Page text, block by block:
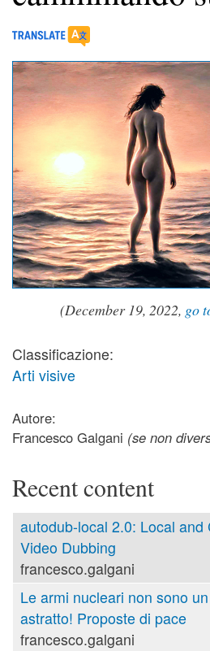
(December 19, 2022, go
Classificazione:
Arti visive
Autore:
Francesco Galgani (se non
Recent content
autodub-local 2.0: Local and
Video Dubbing
francesco.galgani
Le armi nucleari non sono
astratto! Proposte di pace
francesco.galgani